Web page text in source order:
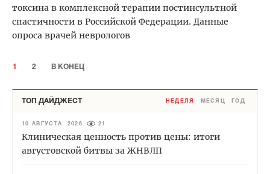
токсина в комплексной терапии постинсультной
спастичности в Российской Федерации. Данные
опроса врачей неврологов
1 2 В КОНЕЦ
ТОП ДАЙДЖЕСТ НЕДЕЛЯ МЕСЯЦ ГОД
10 АВГУСТА 2026 21
Клиническая ценность против цены: итоги
августовской битвы за ЖНВЛП